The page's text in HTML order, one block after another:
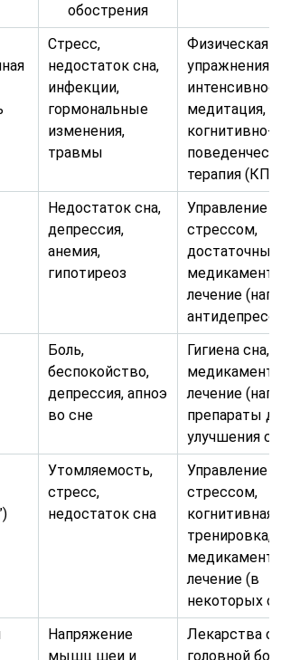
обострения
Стресс,
недостаток сна,
инфекции,
гормональные
изменения,
травмы
Физическая
упражнения
медитация,
когнитивно-
терапия
Недостаток сна,
депрессия,
анемия,
гипотиреоз
Управление
стрессом,
лечение
Боль,
беспокойство,
депрессия, апноэ
во сне
Гигиена сна,
лечение
препараты
улучшения
Утомляемость,
стресс,
недостаток сна
Управление
стрессом,
когнитивная
тренировка,
лечение (в
некоторых
Напряжение
мышц шеи и
Лекарства
головной